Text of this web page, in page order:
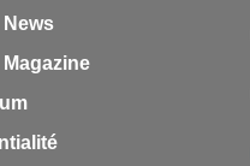
News
Magazine